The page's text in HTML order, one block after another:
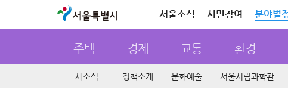
서울특별시 서울소식 시민참여 분야별
주택 경제 교통 환경
새소식 정책소개 문화예술 서울시립과학관